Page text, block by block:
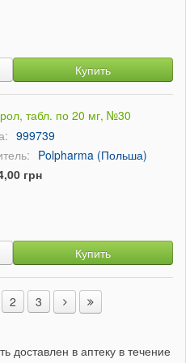
Купить
табл. по 20 мг, №30
999739
Polpharma (Польша)
грн
Купить
2 3
доставлен в аптеку в течение